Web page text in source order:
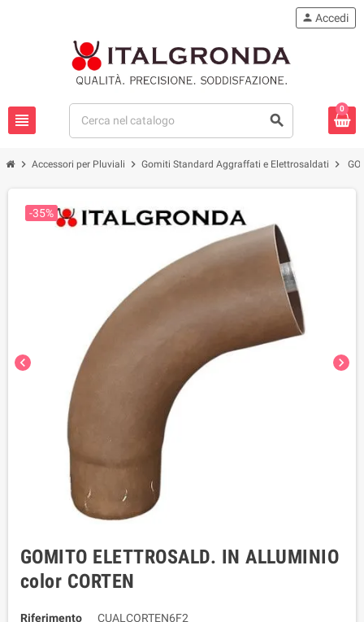
view_headline search
person Accedi
0
chevron_right Accessori per Pluviali chevron_right Gomiti Standard Aggraffati e Elettrosaldati chevron_right
chevron_left chevron_right
-35%
GOMITO ELETTROSALD. IN ALLUMINIO
color CORTEN
Riferimento
CUALCORTEN6F2